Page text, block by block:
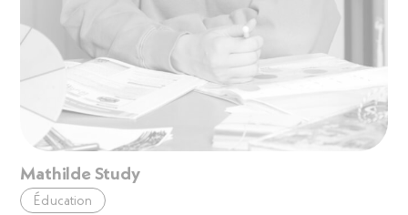
Mathilde Study
Éducation